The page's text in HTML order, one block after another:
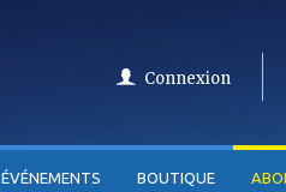
Connexion
ÉVÉNEMENTS BOUTIQUE